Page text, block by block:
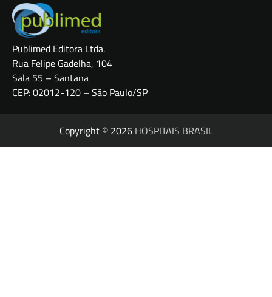
Publimed Editora Ltda.
Rua Felipe Gadelha, 104
Sala 55 – Santana
CEP: 02012-120 – São Paulo/SP
Copyright © 2026 HOSPITAIS BRASIL